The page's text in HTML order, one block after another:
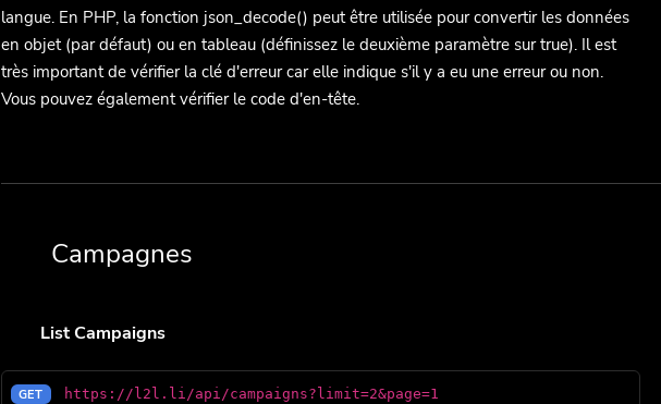
langue. En PHP, la fonction json_decode() peut être utilisée pour convertir les données
en objet (par défaut) ou en tableau (définissez le deuxième paramètre sur true). Il est
très important de vérifier la clé d'erreur car elle indique s'il y a eu une erreur ou non.
Vous pouvez également vérifier le code d'en-tête.
Campagnes
List Campaigns
GET https://l2l.li/api/campaigns?limit=2&page=1